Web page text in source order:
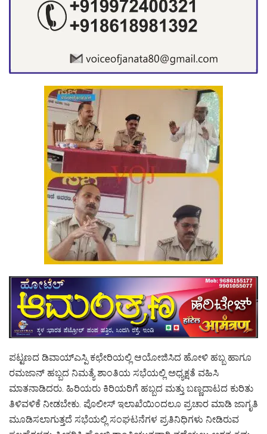
ಪಟ್ಟಣದ ಡಿವಾಯ್ಎಸ್ಪಿ‌ ಕಛೇರಿಯಲ್ಲಿ ಆಯೋಜಿಸಿದ ಹೋಳಿ ಹಬ್ಬ ಹಾಗೂ
ರಮಜಾನ್ ಹಬ್ಬದ ನಿಮತ್ಯೆ ಶಾಂತಿಯ ಸಭೆಯಲ್ಲಿ ಅಧ್ಯಕ್ಷತೆ ವಹಿಸಿ
ಮಾತನಾಡಿದರು. ಹಿರಿಯರು ಕಿರಿಯರಿಗೆ ಹಬ್ಬದ ಮತ್ತು ಬಣ್ಣದಾಟದ ಕುರಿತು
ತಿಳಿವಳಿಕೆ ನೀಡಬೇಕು. ಪೊಲೀಸ್ ಇಲಾಖೆಯಿಂದಲೂ ಪ್ರಚಾರ ಮಾಡಿ ಜಾಗೃತಿ
ಮೂಡಿಸಲಾಗುತ್ತದೆ ಸಭೆಯಲ್ಲಿ ಸಂಘಟನೆಗಳ ಪ್ರತಿನಿಧಿಗಳು ನೀಡಿರುವ